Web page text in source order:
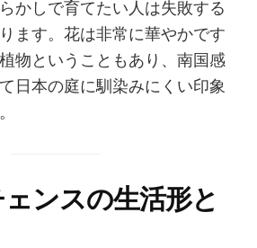
かしで育てたい人は失敗する
ます。花は非常に華やかです
物ということもあり、南国感
日本の庭に馴染みにくい印象
ンスの生活形と